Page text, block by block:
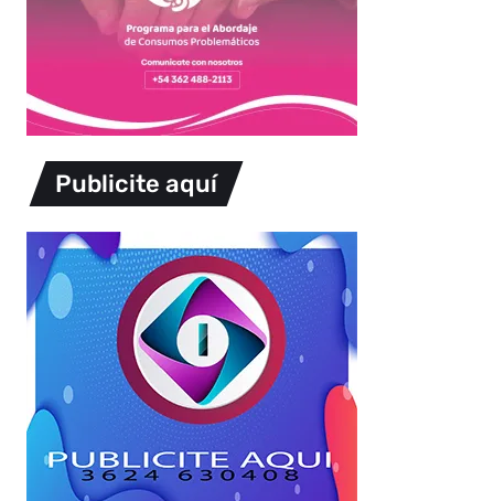
Publicite aquí